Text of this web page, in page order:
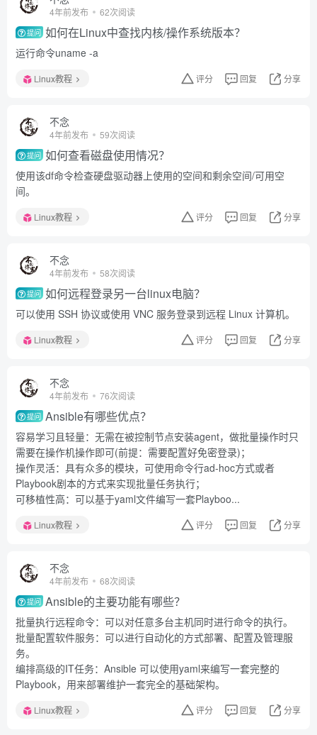
4年前发布 62次阅读
提问 如何在Linux中查找内核/操作系统版本？
运行命令uname -a
Linux教程 评分 回复 分享
不念
4年前发布 59次阅读
提问 如何查看磁盘使用情况？
使用该df命令检查硬盘驱动器上使用的空间和剩余空间/可用空
间。
Linux教程 评分 回复 分享
不念
4年前发布 58次阅读
提问 如何远程登录另一台linux电脑？
可以使用 SSH 协议或使用 VNC 服务登录到远程 Linux 计算机。
Linux教程 评分 回复 分享
不念
4年前发布 76次阅读
提问 Ansible有哪些优点？
容易学习且轻量：无需在被控制节点安装agent，做批量操作时只
需要在操作机操作即可(前提：需要配置好免密登录)；
操作灵活：具有众多的模块，可使用命令行ad-hoc方式或者
Playbook剧本的方式来实现批量任务执行；
可移植性高：可以基于yaml文件编写一套Playboo...
Linux教程 评分 回复 分享
不念
4年前发布 68次阅读
提问 Ansible的主要功能有哪些？
批量执行远程命令：可以对任意多台主机同时进行命令的执行。
批量配置软件服务：可以进行自动化的方式部署、配置及管理服
务。
编排高级的IT任务：Ansible 可以使用yaml来编写一套完整的
Playbook，用来部署维护一套完全的基础架构。
Linux教程 评分 回复 分享